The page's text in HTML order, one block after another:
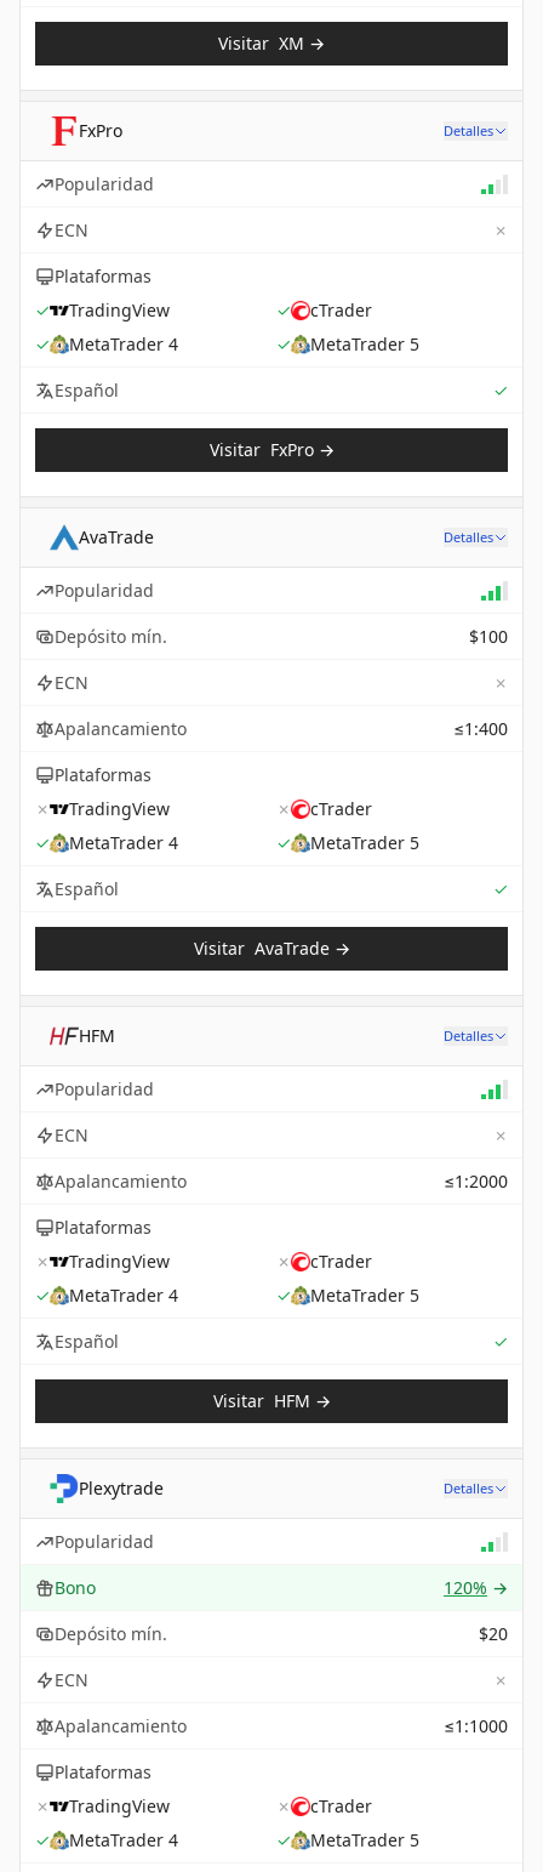
Visitar XM →
FxPro Detalles
Popularidad
ECN
✗
Plataformas
✓
TradingView ✓
cTrader
✓
MetaTrader 4 ✓
MetaTrader 5
Español
✓
Visitar FxPro→
AvaTrade Detalles
Popularidad
Depósito mín.
$100
ECN
✗
Apalancamiento
≤1:400
Plataformas
✗
TradingView ✗
cTrader
✓
MetaTrader 4 ✓
MetaTrader 5
Español
✓
Visitar AvaTrade→
HFM Detalles
Popularidad
ECN
✗
Apalancamiento
≤1:2000
Plataformas
✗
TradingView ✗
cTrader
✓
MetaTrader 4 ✓
MetaTrader 5
Español
✓
Visitar HFM →
Plexytrade Detalles
Popularidad
Bono
120% →
Depósito mín.
$20
ECN
✗
Apalancamiento
≤1:1000
Plataformas
✗
TradingView ✗
cTrader
✓
MetaTrader 4 ✓
MetaTrader 5